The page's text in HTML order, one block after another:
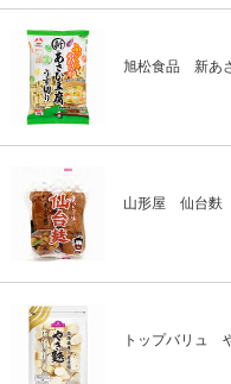
旭松食品 新あ
山形屋 仙台
トップバリュ